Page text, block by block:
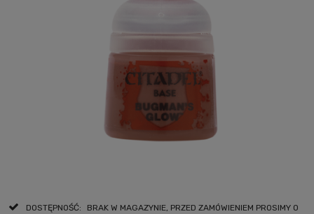
DOSTĘPNOŚĆ:
BRAK W MAGAZYNIE, PRZED ZAMÓWIENIEM PROSIMY O